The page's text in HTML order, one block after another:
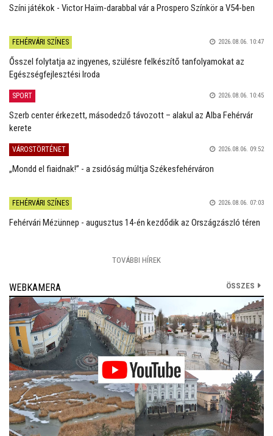
Színi játékok - Victor Haïm-darabbal vár a Prospero Színkör a V54-ben
FEHÉRVÁRI SZÍNES 2026.08.06. 10:47
Ősszel folytatja az ingyenes, szülésre felkészítő tanfolyamokat az
Egészségfejlesztési Iroda
SPORT 2026.08.06. 10:45
Szerb center érkezett, másodedző távozott – alakul az Alba Fehérvár
kerete
VÁROSTÖRTÉNET 2026.08.06. 09:52
„Mondd el fiaidnak!” - a zsidóság múltja Székesfehérváron
FEHÉRVÁRI SZÍNES 2026.08.06. 07:03
Fehérvári Mézünnep - augusztus 14-én kezdődik az Országzászló téren
TOVÁBBI HÍREK
WEBKAMERA ÖSSZES